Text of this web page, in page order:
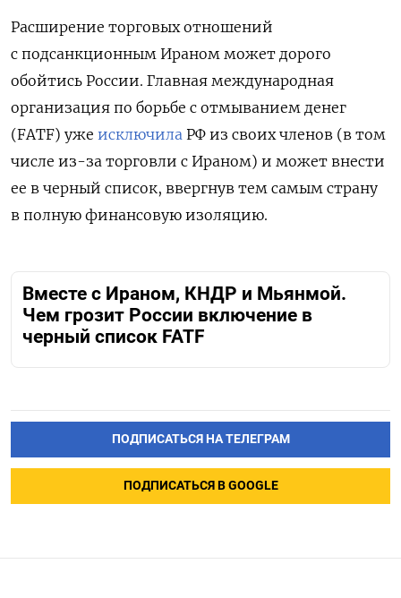
Расширение торговых отношений
с подсанкционным Ираном может дорого
обойтись России. Главная международная
организация по борьбе с отмыванием денег
(FATF) уже исключила РФ из своих членов (в том
числе из-за торговли с Ираном) и может внести
ее в черный список, ввергнув тем самым страну
в полную финансовую изоляцию.
Вместе с Ираном, КНДР и Мьянмой.
Чем грозит России включение в
черный список FATF
ПОДПИСАТЬСЯ НА ТЕЛЕГРАМ
ПОДПИСАТЬСЯ В GOOGLE